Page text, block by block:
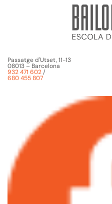
Passatge d'Utset, 11-13
08013 – Barcelona
932 471 602/
680 455 807